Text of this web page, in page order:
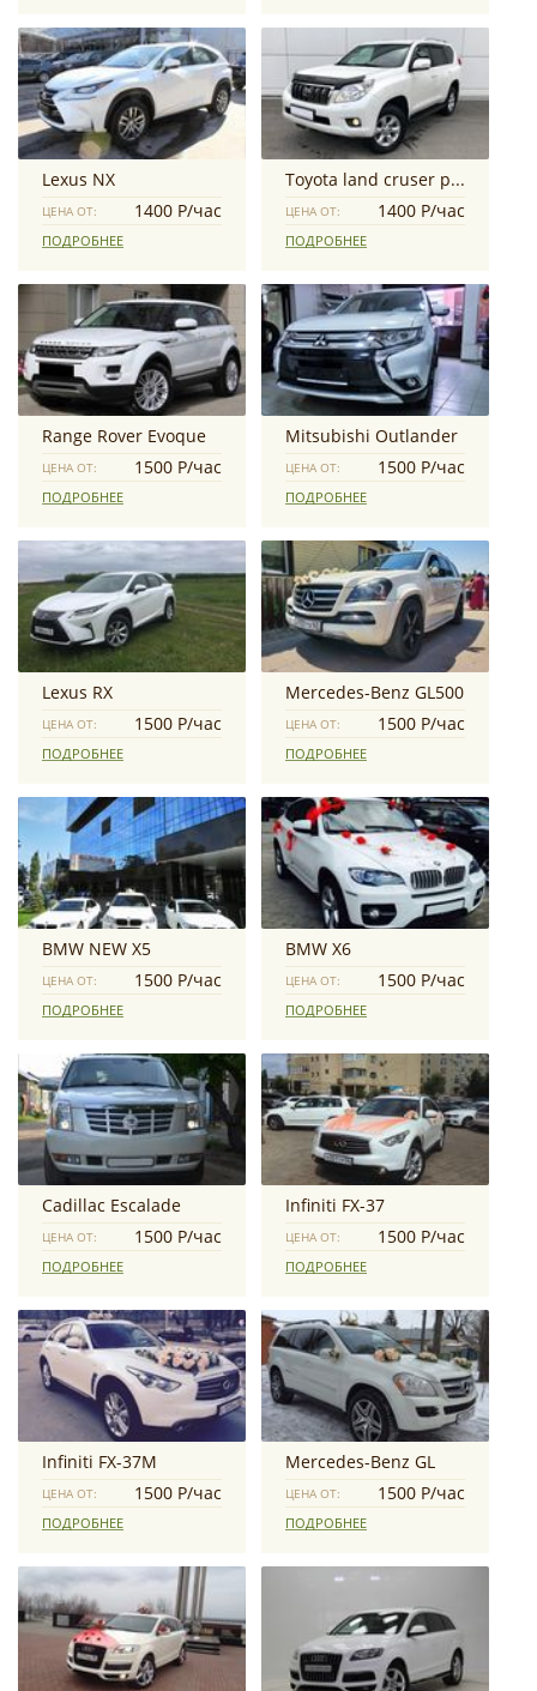
Lexus NX
ЦЕНА ОТ: 1400 Р/час
ПОДРОБНЕЕ
Toyota land cruser prado
ЦЕНА ОТ: 1400 Р/час
ПОДРОБНЕЕ
Range Rover Evoque
ЦЕНА ОТ: 1500 Р/час
ПОДРОБНЕЕ
Mitsubishi Outlander
ЦЕНА ОТ: 1500 Р/час
ПОДРОБНЕЕ
Lexus RX
ЦЕНА ОТ: 1500 Р/час
ПОДРОБНЕЕ
Mercedes-Benz GL500
ЦЕНА ОТ: 1500 Р/час
ПОДРОБНЕЕ
BMW NEW X5
ЦЕНА ОТ: 1500 Р/час
ПОДРОБНЕЕ
BMW X6
ЦЕНА ОТ: 1500 Р/час
ПОДРОБНЕЕ
Cadillac Escalade
ЦЕНА ОТ: 1500 Р/час
ПОДРОБНЕЕ
Infiniti FX-37
ЦЕНА ОТ: 1500 Р/час
ПОДРОБНЕЕ
Infiniti FX-37M
ЦЕНА ОТ: 1500 Р/час
ПОДРОБНЕЕ
Mercedes-Benz GL
ЦЕНА ОТ: 1500 Р/час
ПОДРОБНЕЕ